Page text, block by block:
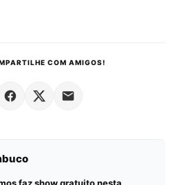
COM AMIGOS!